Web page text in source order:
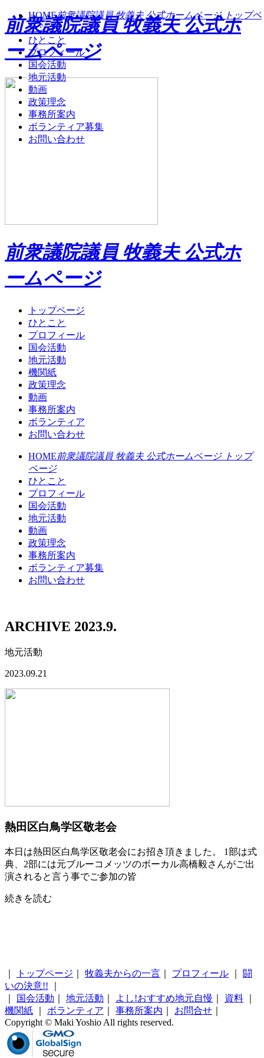
前衆議院議員 牧義夫 公式ホ
ームページ
前衆議院議員 牧義夫 公式ホ
ームページ
トップページ
ひとこと
プロフィール
国会活動
地元活動
機関紙
政策理念
動画
事務所案内
ボランティア
お問い合わせ
HOME前衆議院議員 牧義夫 公式ホームページ トップ
ページ
ひとこと
プロフィール
国会活動
地元活動
動画
政策理念
事務所案内
ボランティア募集
お問い合わせ
ARCHIVE 2023.9.
地元活動
2023.09.21
熱田区白鳥学区敬老会
本日は熱田区白鳥学区敬老会にお招き頂きました。 1部は式
典、2部には元ブルーコメッツのボーカル高橋毅さんがご出
演されると言う事でご参加の皆
続きを読む
トップページ 牧義夫からの一言 プロフィール
闘
いの決意!!
国会活動 地元活動 よし!おすすめ地元自慢 資料
機関紙
ボランティア 事務所案内 お問合せ
Copyright © Maki Yoshio All rights reserved.
HOME前衆議院議員 牧義夫 公式ホームページ トップペ
ージ
ひとこと
プロフィール
国会活動
地元活動
動画
政策理念
事務所案内
ボランティア募集
お問い合わせ